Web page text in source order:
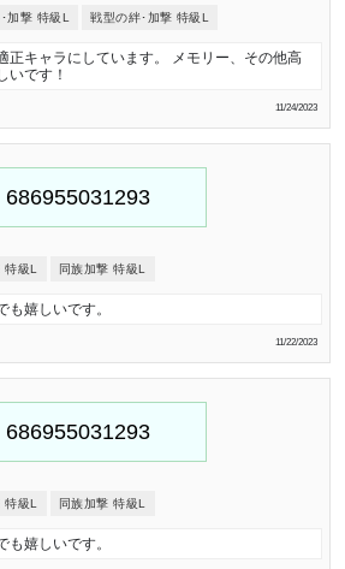
加撃 特級L 戦型の絆･加撃 特級L
正キャラにしています。 メモリー、その他高
いです！
11/24/2023
特級L 同族加撃 特級L
も嬉しいです。
11/22/2023
特級L 同族加撃 特級L
も嬉しいです。